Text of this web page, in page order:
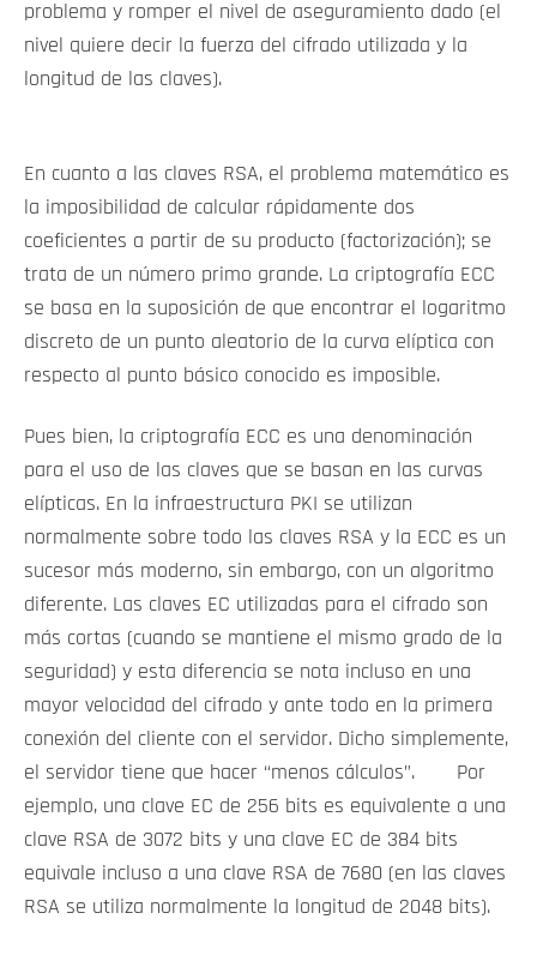
problema y romper el nivel de aseguramiento dado (el
nivel quiere decir la fuerza del cifrado utilizada y la
longitud de las claves).
En cuanto a las claves RSA, el problema matemático es
la imposibilidad de calcular rápidamente dos
coeficientes a partir de su producto (factorización); se
trata de un número primo grande. La criptografía ECC
se basa en la suposición de que encontrar el logaritmo
discreto de un punto aleatorio de la curva elíptica con
respecto al punto básico conocido es imposible.
Pues bien, la criptografía ECC es una denominación
para el uso de las claves que se basan en las curvas
elípticas. En la infraestructura PKI se utilizan
normalmente sobre todo las claves RSA y la ECC es un
sucesor más moderno, sin embargo, con un algoritmo
diferente. Las claves EC utilizadas para el cifrado son
más cortas (cuando se mantiene el mismo grado de la
seguridad) y esta diferencia se nota incluso en una
mayor velocidad del cifrado y ante todo en la primera
conexión del cliente con el servidor. Dicho simplemente,
el servidor tiene que hacer “menos cálculos”. Por
ejemplo, una clave EC de 256 bits es equivalente a una
clave RSA de 3072 bits y una clave EC de 384 bits
equivale incluso a una clave RSA de 7680 (en las claves
RSA se utiliza normalmente la longitud de 2048 bits).